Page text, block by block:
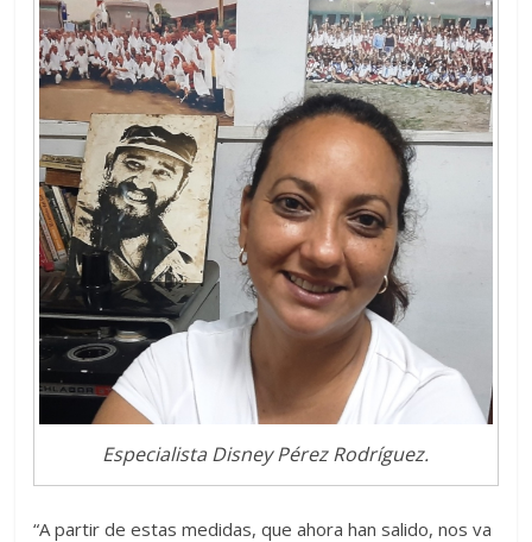
Especialista Disney Pérez Rodríguez.
“A partir de estas medidas, que ahora han salido, nos va